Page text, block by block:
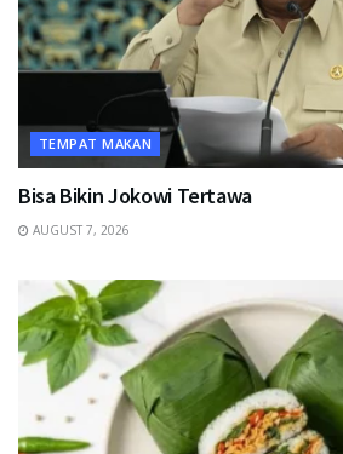
TEMPAT MAKAN
Bisa Bikin Jokowi Tertawa
AUGUST 7, 2026